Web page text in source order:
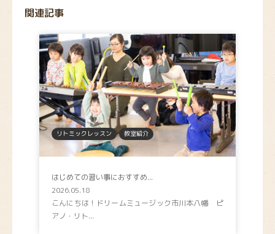
関連記事
リトミックレッスン 教室紹介
はじめての習い事におすすめ...
2026.05.18
こんにちは！ドリームミュージック市川本八幡 ピ
アノ・リト...